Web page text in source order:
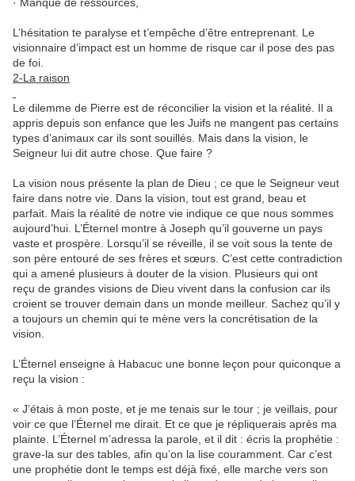
L’hésitation te paralyse et t’empêche d’être entreprenant. Le
visionnaire d’impact est un homme de risque car il pose des pas
de foi.
2-La raison
Le dilemme de Pierre est de réconcilier la vision et la réalité. Il a
appris depuis son enfance que les Juifs ne mangent pas certains
types d’animaux car ils sont souillés. Mais dans la vision, le
Seigneur lui dit autre chose. Que faire ?
La vision nous présente la plan de Dieu ; ce que le Seigneur veut
faire dans notre vie. Dans la vision, tout est grand, beau et
parfait. Mais la réalité de notre vie indique ce que nous sommes
aujourd’hui. L’Éternel montre à Joseph qu’il gouverne un pays
vaste et prospère. Lorsqu’il se réveille, il se voit sous la tente de
son père entouré de ses frères et sœurs. C’est cette contradiction
qui a amené plusieurs à douter de la vision. Plusieurs qui ont
reçu de grandes visions de Dieu vivent dans la confusion car ils
croient se trouver demain dans un monde meilleur. Sachez qu’il y
a toujours un chemin qui te mène vers la concrétisation de la
vision.
L’Éternel enseigne à Habacuc une bonne leçon pour quiconque a
reçu la vision :
« J’étais à mon poste, et je me tenais sur le tour ; je veillais, pour
voir ce que l’Éternel me dirait. Et ce que je répliquerais après ma
plainte. L’Éternel m’adressa la parole, et il dit : écris la prophétie :
grave-la sur des tables, afin qu’on la lise couramment. Car c’est
une prophétie dont le temps est déjà fixé, elle marche vers son